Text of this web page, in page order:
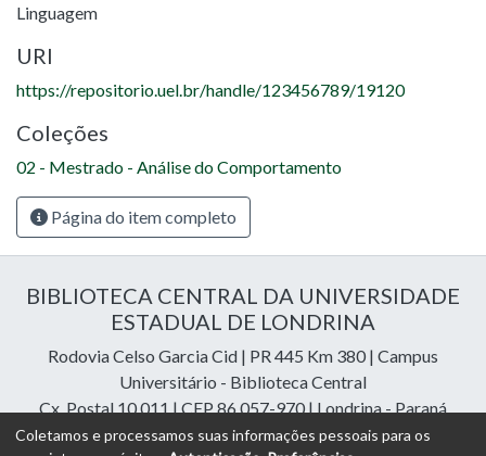
Linguagem
URI
https://repositorio.uel.br/handle/123456789/19120
Coleções
02 - Mestrado - Análise do Comportamento
Página do item completo
BIBLIOTECA CENTRAL DA UNIVERSIDADE
ESTADUAL DE LONDRINA
Rodovia Celso Garcia Cid | PR 445 Km 380 | Campus
Universitário - Biblioteca Central
Cx. Postal 10.011 | CEP 86.057-970 | Londrina - Paraná
Contatos: e-mail:riuel@uel.br| fone: 43 3371-4409
Coletamos e processamos suas informações pessoais para os